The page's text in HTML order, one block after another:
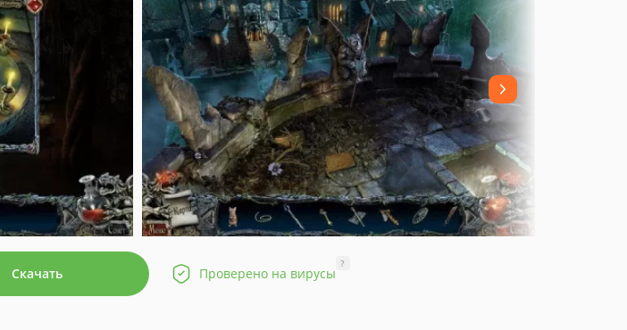
Скачать Проверено на вирусы
?